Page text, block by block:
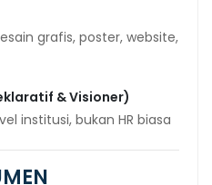
grafis, poster, website,
& Visioner)
institusi, bukan HR biasa